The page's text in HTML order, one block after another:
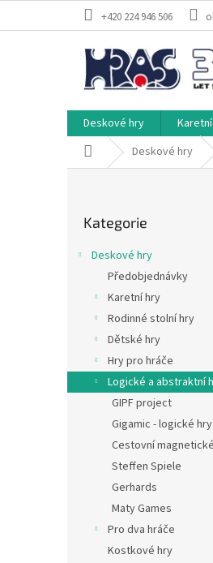
+420 224 946 506
Deskové hry
Domů Deskové hry
n
e
kategorie
Kategorie
Deskové hry
Předobjednávky
Karetní hry
Rodinné stolní hry
Dětské hry
Hry pro hráče
Logické a abstraktní
GIPF project
Gigamic - logické hry
Cestovní
Steffen Spiele
Gerhards
Maty Games
Pro dva hráče
Kostkové hry